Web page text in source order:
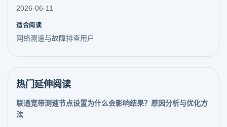
2026-06-11
适合阅读
网络测速与故障排查用户
热门延伸阅读
联通宽带测速节点设置为什么会影响结果？原因分析与优化方
法